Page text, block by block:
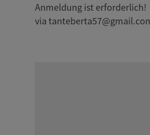
Anmeldung ist erforderlich!
via